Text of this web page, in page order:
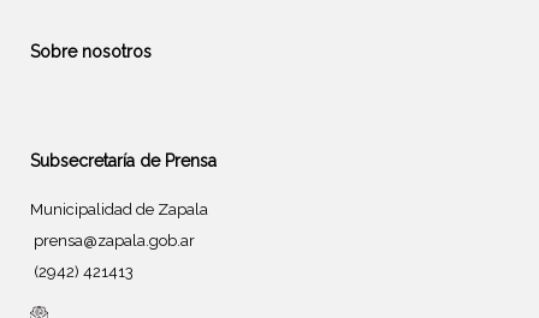
Sobre nosotros
Subsecretaría de Prensa
Municipalidad de Zapala
prensa@zapala.gob.ar
(2942) 421413